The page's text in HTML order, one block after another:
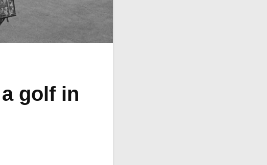
golf in